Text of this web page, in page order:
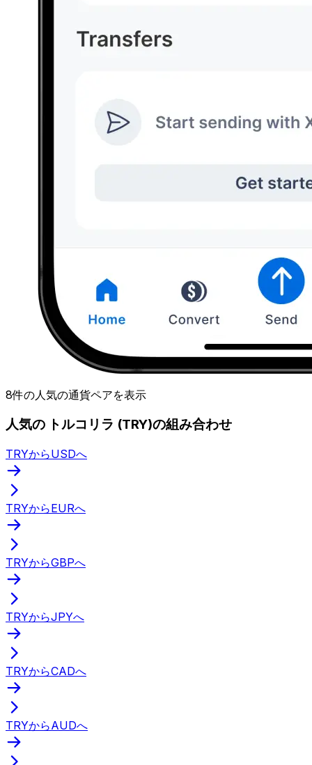
8件の人気の通貨ペアを表示
人気の トルコリラ (TRY)の組み合わせ
TRYからUSDへ
TRYからEURへ
TRYからGBPへ
TRYからJPYへ
TRYからCADへ
TRYからAUDへ